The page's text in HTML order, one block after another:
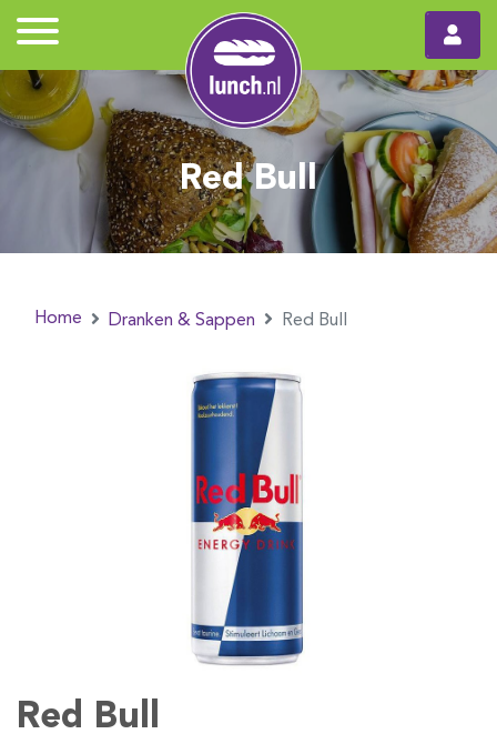
Red Bull
Home Dranken & Sappen Red Bull
Red Bull